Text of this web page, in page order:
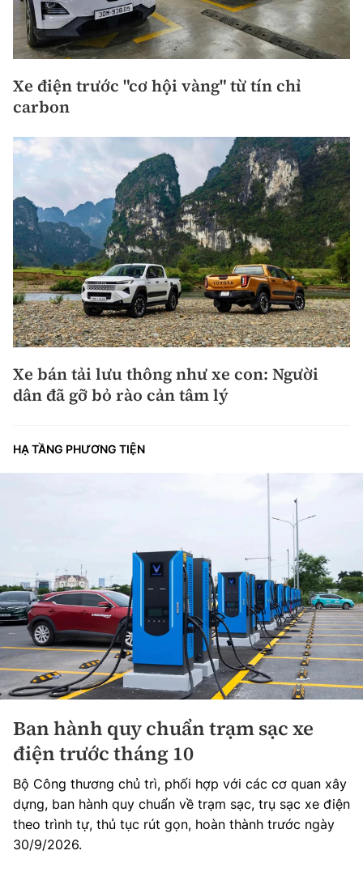
Xe điện trước "cơ hội vàng" từ tín chỉ
carbon
Xe bán tải lưu thông như xe con: Người
dân đã gỡ bỏ rào cản tâm lý
HẠ TẦNG PHƯƠNG TIỆN
Ban hành quy chuẩn trạm sạc xe
điện trước tháng 10
Bộ Công thương chủ trì, phối hợp với các cơ quan xây
dựng, ban hành quy chuẩn về trạm sạc, trụ sạc xe điện
theo trình tự, thủ tục rút gọn, hoàn thành trước ngày
30/9/2026.